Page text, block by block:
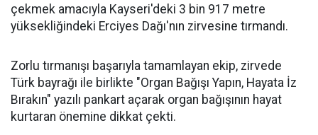
çekmek amacıyla Kayseri'deki 3 bin 917 metre
yüksekliğindeki Erciyes Dağı'nın zirvesine tırmandı.
Zorlu tırmanışı başarıyla tamamlayan ekip, zirvede
Türk bayrağı ile birlikte "Organ Bağışı Yapın, Hayata İz
Bırakın" yazılı pankart açarak organ bağışının hayat
kurtaran önemine dikkat çekti.